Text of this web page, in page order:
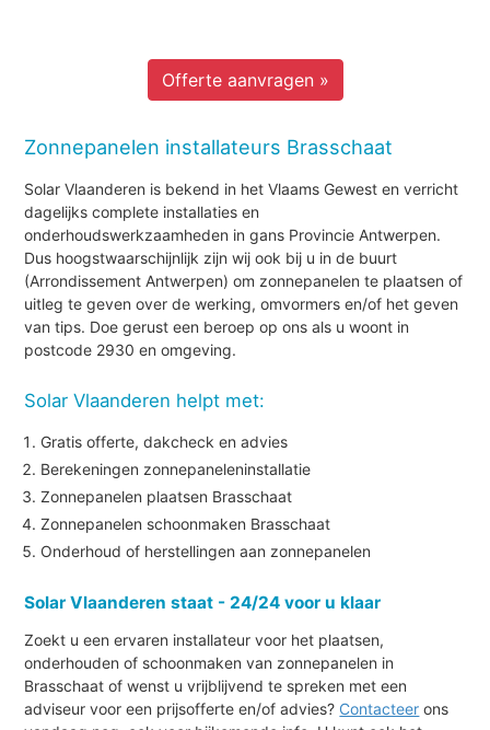
Offerte aanvragen »
Zonnepanelen installateurs Brasschaat
Solar Vlaanderen is bekend in het Vlaams Gewest en verricht
dagelijks complete installaties en
onderhoudswerkzaamheden in gans Provincie Antwerpen.
Dus hoogstwaarschijnlijk zijn wij ook bij u in de buurt
(Arrondissement Antwerpen) om zonnepanelen te plaatsen of
uitleg te geven over de werking, omvormers en/of het geven
van tips. Doe gerust een beroep op ons als u woont in
postcode 2930 en omgeving.
Solar Vlaanderen helpt met:
Gratis offerte, dakcheck en advies
Berekeningen zonnepaneleninstallatie
Zonnepanelen plaatsen Brasschaat
Zonnepanelen schoonmaken Brasschaat
Onderhoud of herstellingen aan zonnepanelen
Solar Vlaanderen staat - 24/24 voor u klaar
Zoekt u een ervaren installateur voor het plaatsen,
onderhouden of schoonmaken van zonnepanelen in
Brasschaat of wenst u vrijblijvend te spreken met een
adviseur voor een prijsofferte en/of advies? Contacteer ons